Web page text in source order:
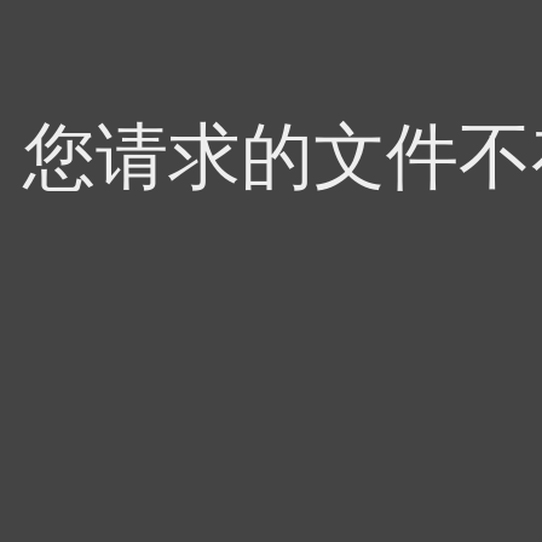
您请求的文件